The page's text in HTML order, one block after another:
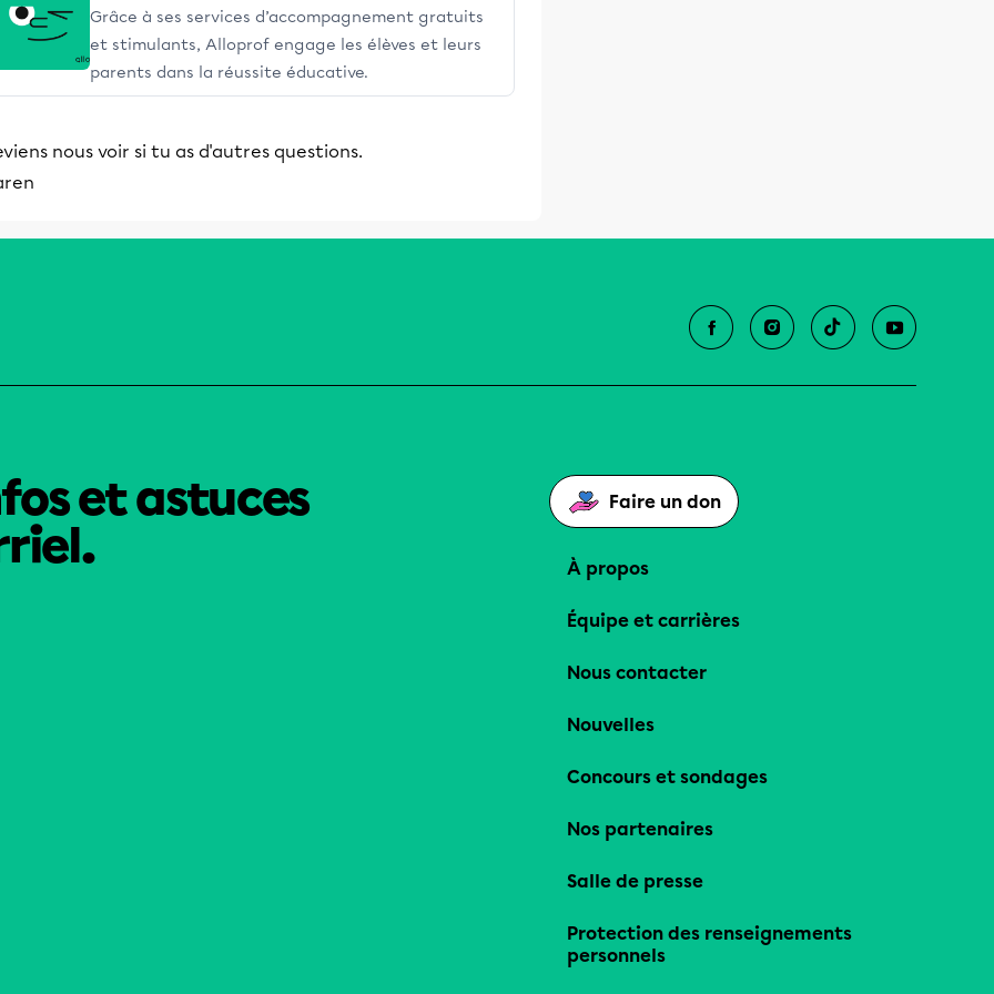
Grâce à ses services d’accompagnement gratuits
et stimulants, Alloprof engage les élèves et leurs
parents dans la réussite éducative.
nous voir si tu as d'autres questions.
et astuces
Faire un don
À propos
Équipe et carrières
Nous contacter
Nouvelles
Concours et sondages
Nos partenaires
Salle de presse
Protection des renseignements
personnels